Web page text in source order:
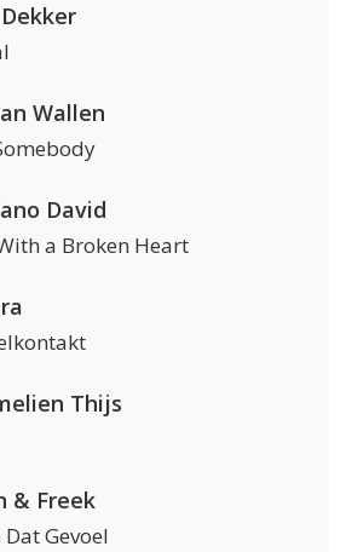
Wallen
David
a Broken Heart
Thijs
& Freek
Dat Gevoel